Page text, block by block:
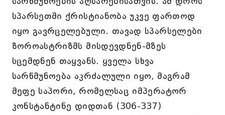
სპარსეთში ქრისტიანობა უკვე ფართოდ
იყო გავრცელებული. თავად სპარსელები
ზოროასტრიზმს მისდევდნენ-მზეს
სცემდნენ თაყვანს. ყველა სხვა
სარწმუნოება აკრძალული იყო, მაგრამ
მეფე საპორი, რომელსაც იმპერატორ
კონსტანტინე დიდთან (306-337)